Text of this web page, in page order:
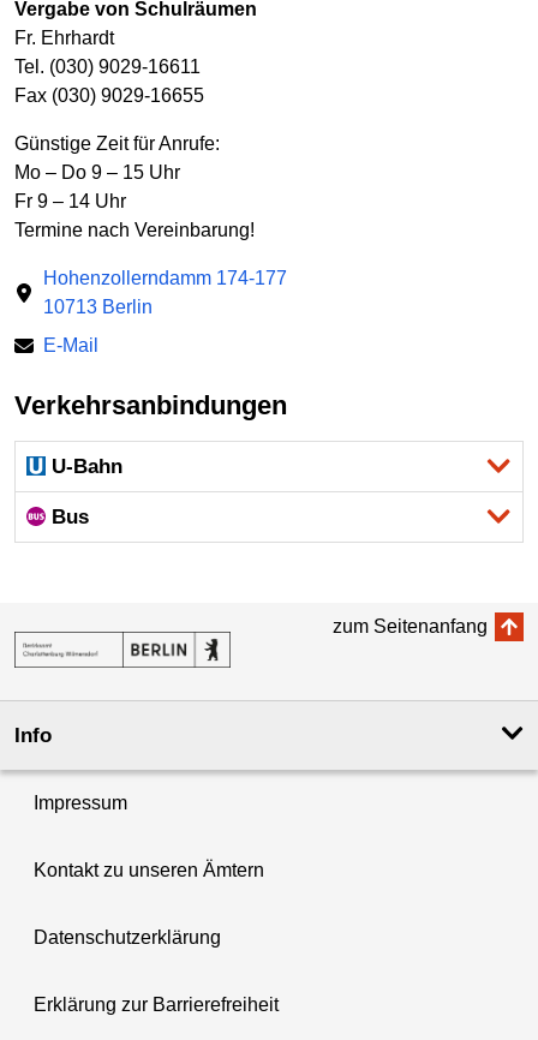
Vergabe von Schulräumen
Fr. Ehrhardt
Tel. (030) 9029-16611
Fax (030) 9029-16655
Günstige Zeit für Anrufe:
Mo – Do 9 – 15 Uhr
Fr 9 – 14 Uhr
Termine nach Vereinbarung!
Hohenzollerndamm 174-177
10713 Berlin
E-Mail
Verkehrsanbindungen
U-Bahn
Bus
zum Seitenanfang
Info
Impressum
Kontakt zu unseren Ämtern
Datenschutzerklärung
Erklärung zur Barrierefreiheit